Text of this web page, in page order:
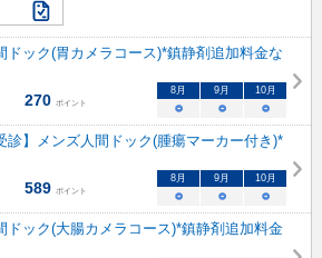
ドック(胃カメラコース)*鎮静剤追加料金な
270 ポイント
8 月 9 月 10月
○ ○ ○
診】メンズ人間ドック(腫瘍マーカー付き)*
589 ポイント
8 月 9 月 10月
○ ○ ○
ドック(大腸カメラコース)*鎮静剤追加料金